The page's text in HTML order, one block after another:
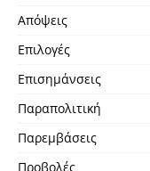
Απόψεις
Επιλογές
Επισημάνσεις
Παραπολιτική
Παρεμβάσεις
Προβολές